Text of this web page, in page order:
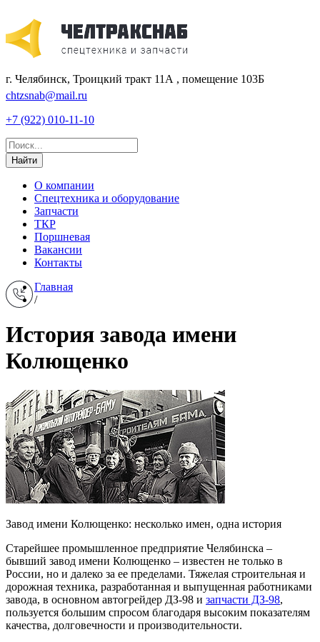
г. Челябинск, Троицкий тракт 11А , помещение 103Б
chtzsnab@mail.ru
+7 (922) 010-11-10
Найти
О компании
Спецтехника и оборудование
Запчасти
ТКР
Поршневая
Вакансии
Контакты
Главная
/
История завода имени
Колющенко
Завод имени Колющенко: несколько имен, одна история
Старейшее промышленное предприятие Челябинска –
бывший завод имени Колющенко – известен не только в
России, но и далеко за ее пределами. Тяжелая строительная и
дорожная техника, разработанная и выпущенная работниками
завода, в основном автогрейдер ДЗ-98 и запчасти ДЗ-98,
пользуется большим спросом благодаря высоким показателям
качества, долговечности и производительности.